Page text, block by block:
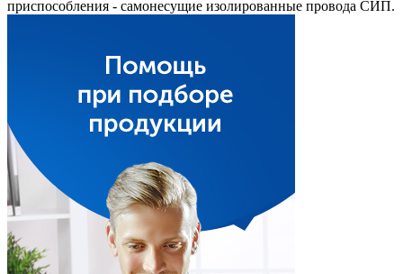
приспособления - самонесущие изолированные провода СИП.